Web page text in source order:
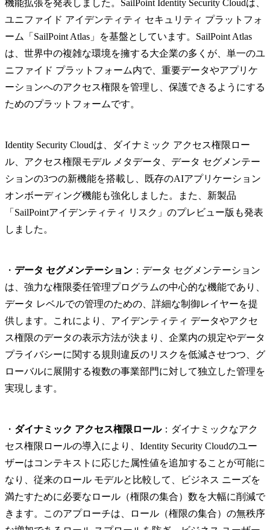
機能拡張を発表しました。SailPoint Identity Security Cloudは、
ユニファイド アイデンティティ セキュリティ プラットフォ
ーム「SailPoint Atlas」を基盤としています。SailPoint Atlas
は、世界中の複雑な環境を擁する大企業の多くが、単一のユ
ニファイド プラットフォーム内で、重要データやアプリケ
ーションへのアクセス権限を管理し、保護できるようにする
ためのプラットフォームです。
Identity Security Cloudは、ダイナミック アクセス権限ロー
ル、アクセス権限モデル メタデータ、データ セグメンテー
ションの3つの新機能を搭載し、既存のAIアプリケーション
オンボーディング機能も強化しました。また、新製品
「SailPointアイデンティティ リスク」のプレビュー版も発表
しました。
・ データ セグメンテーション ：データ セグメンテーション
は、強力な権限委任管理プログラムの中心的な機能であり、
データ レベルでの管理のための、詳細な制御レイヤーを提
供します。これにより、アイデンティティ データやアクセ
ス権限のデータの表示方法が決まり、企業内の規定やデータ
プライバシーに関する規則違反のリスクを低減させつつ、グ
ローバルに展開する複数の事業部門に対して独立した管理を
実現します。
・ ダイナミック アクセス権限ロール：ダイナミックなアク
セス権限ロールの導入により、Identity Security Cloudのユー
ザーはコンテキストに応じた属性値を追加することが可能に
なり、従来のロール モデルと比較して、ビジネス ニーズを
満たすために必要なロール（権限の集合）数を大幅に削減で
きます。このアプローチは、ロール（権限の集合）の無秩序